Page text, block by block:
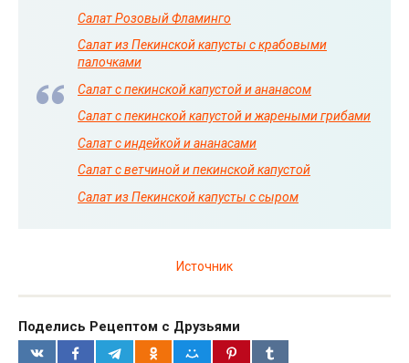
Салат Розовый Фламинго
Салат из Пекинской капусты с крабовыми
палочками
Салат с пекинской капустой и ананасом
Салат с пекинской капустой и жареными грибами
Салат с индейкой и ананасами
Салат с ветчиной и пекинской капустой
Салат из Пекинской капусты с сыром
Источник
Поделись Рецептом с Друзьями